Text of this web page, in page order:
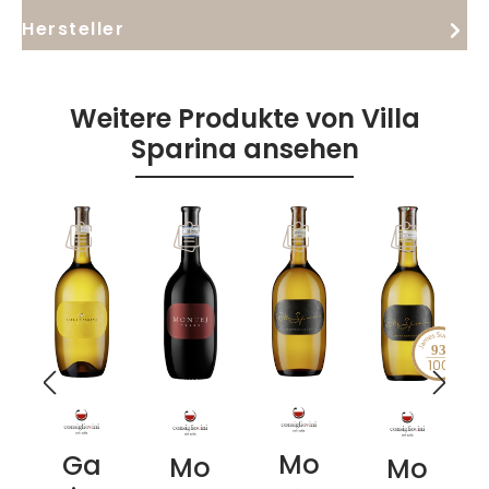
Hersteller
Weitere Produkte von Villa
Sparina ansehen
Ga
Mo
Mo
93
Mo